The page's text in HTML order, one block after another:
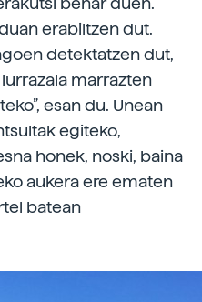
erabiltzen dut.
detektatzen dut,
marrazten
esan du. Unean
egiteko,
honek, noski, baina
aukera ere ematen
batean